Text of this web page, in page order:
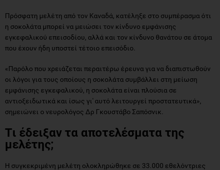
Πρόσφατη μελέτη από τον Καναδά, κατέληξε στο συμπέρασμα ότι
η σοκολάτα μπορεί να μειώσει τον κίνδυνο εμφάνισης
εγκεφαλικού επεισοδίου, αλλά και τον κίνδυνο θανάτου σε άτομα
που έχουν ήδη υποστεί τέτοιο επεισόδιο.
«Παρόλο που χρειάζεται περαιτέρω έρευνα για να διαπιστωθούν
οι λόγοι για τους οποίους η σοκολάτα συμβάλλει στη μείωση
εμφάνισης εγκεφαλικού, η σοκολάτα είναι πλούσια σε
αντιοξειδωτικά και ίσως γι' αυτό λειτουργεί προστατευτικά»,
σημειώνει ο νευρολόγος Δρ Γκουστάβο Σαπόσνικ.
Tι έδειξαν τα αποτελέσματα της
μελέτης;
Η συγκεκριμένη μελέτη ολοκληρώθηκε σε 33.000 εθελόντριες